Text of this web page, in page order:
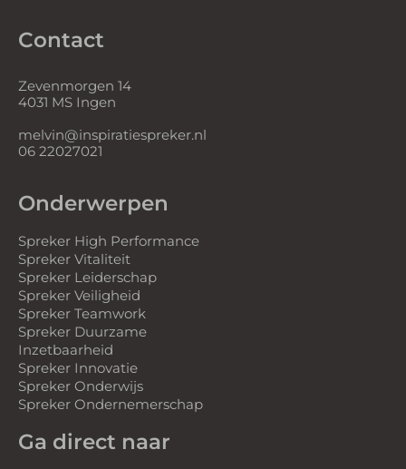
Contact
Zevenmorgen 14
4031 MS Ingen
melvin@inspiratiespreker.nl
06 22027021
Onderwerpen
Spreker High Performance
Spreker Vitaliteit
Spreker Leiderschap
Spreker Veiligheid
Spreker Teamwork
Spreker Duurzame
Inzetbaarheid
Spreker Innovatie
Spreker Onderwijs
Spreker Ondernemerschap
Ga direct naar